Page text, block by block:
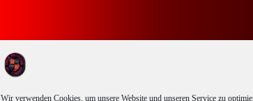
Wir verwenden Cookies, um unsere Website und unseren Service zu